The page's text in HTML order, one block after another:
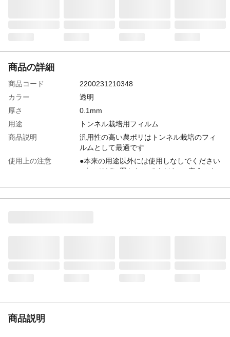
商品の詳細
商品コード
2200231210348
カラー
透明
厚さ
0.1mm
用途
トンネル栽培用フィルム
商品説明
汎用性の高い農ポリはトンネル栽培のフィ
ルムとして最適です
使用上の注意
●本来の用途以外には使用しなしでください
●火のそばに置かないでください●安全のた
商品説明